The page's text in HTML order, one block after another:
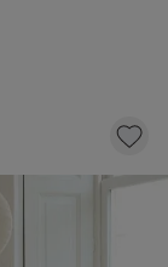
| 140 X 200